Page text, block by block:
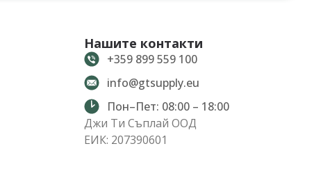
Нашите контакти
+359 899 559 100
info@gtsupply.eu
Пон–Пет: 08:00 – 18:00
Джи Ти Съплай ООД
ЕИК: 207390601